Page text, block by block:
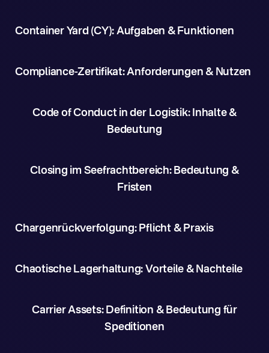
Container Yard (CY): Aufgaben & Funktionen
Compliance-Zertifikat: Anforderungen & Nutzen
Code of Conduct in der Logistik: Inhalte &
Bedeutung
Closing im Seefrachtbereich: Bedeutung &
Fristen
Chargenrückverfolgung: Pflicht & Praxis
Chaotische Lagerhaltung: Vorteile & Nachteile
Carrier Assets: Definition & Bedeutung für
Speditionen